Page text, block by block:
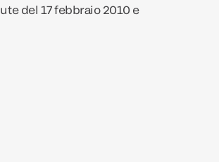
del 17 febbraio 2010 e